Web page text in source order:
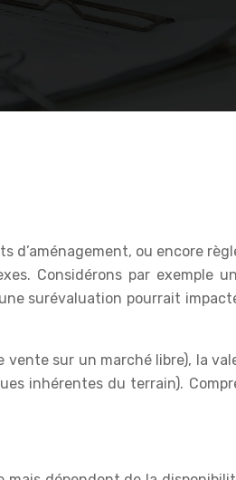
d’aménagement, ou encore
Considérons par exemple
surévaluation pourrait
sur un marché libre), la
inhérentes du terrain).